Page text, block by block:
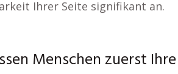
Ihrer Seite signifikant an.
Menschen zuerst